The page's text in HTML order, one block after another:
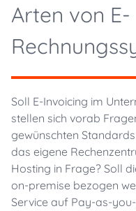
Arten von E-
Soll E-Invoicing im
stellen sich vorab
gewünschten
das eigene
Hosting in Frage? Soll
on-premise bezogen
Service auf Pay-as-